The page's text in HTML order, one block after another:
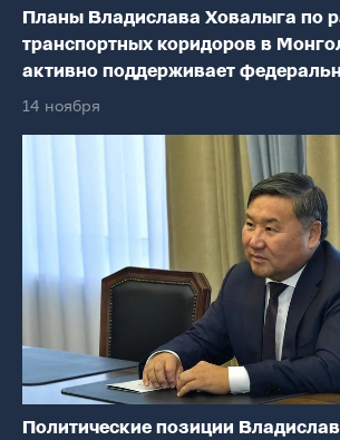
Планы Владислава Ховалыга по
транспортных коридоров в
активно поддерживает
14 ноября
Политические позиции